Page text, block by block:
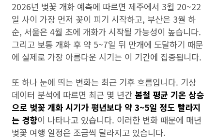
2026년 벚꽃 개화 예측에 따르면 제주에서 3월 20~22
일 사이 가장 먼저 꽃이 피기 시작하고, 부산은 3월 하
순, 서울은 4월 초에 개화가 시작될 가능성이 높습니다.
그리고 보통 개화 후 약 5~7일 뒤 만개에 도달하기 때문
에 실제로 가장 아름다운 시기는 이 기간에 집중됩니다.
또 하나 눈에 띄는 변화는 최근 기후 흐름입니다. 기상
데이터 분석에 따르면 최근 몇 년간 봄철 평균 기온 상승
으로 벚꽃 개화 시기가 평년보다 약 3~5일 정도 빨라지
는 경향이 나타나고 있습니다. 이러한 변화 때문에 매년
벚꽃 여행 일정은 조금씩 달라지고 있습니다.